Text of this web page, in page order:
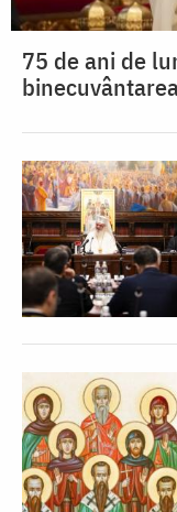
75 de ani de